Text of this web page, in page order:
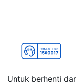
Untuk berhenti